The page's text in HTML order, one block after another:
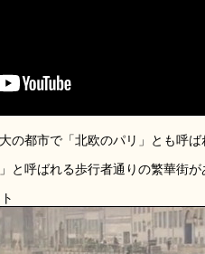
の都市で「北欧のパリ」とも呼ば
と呼ばれる歩行者通りの繁華街